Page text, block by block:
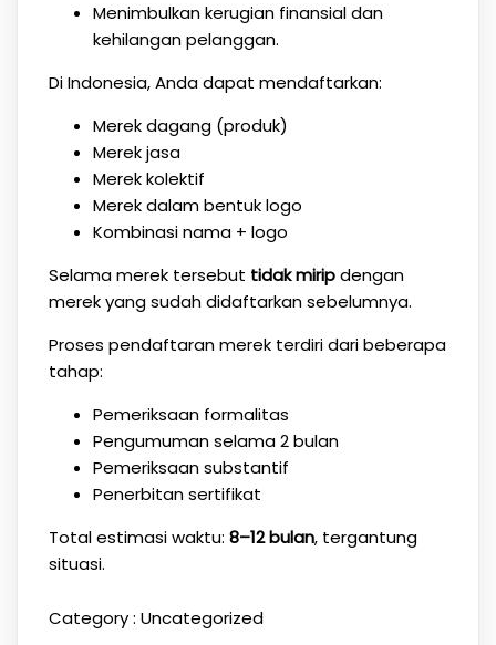
Menimbulkan kerugian finansial dan
kehilangan pelanggan.
Di Indonesia, Anda dapat mendaftarkan:
Merek dagang (produk)
Merek jasa
Merek kolektif
Merek dalam bentuk logo
Kombinasi nama + logo
Selama merek tersebut tidak miripdengan
merek yang sudah didaftarkan sebelumnya.
Proses pendaftaran merek terdiri dari beberapa
tahap:
Pemeriksaan formalitas
Pengumuman selama 2 bulan
Pemeriksaan substantif
Penerbitan sertifikat
Total estimasi waktu: 8–12 bulan, tergantung
situasi.
Category : Uncategorized